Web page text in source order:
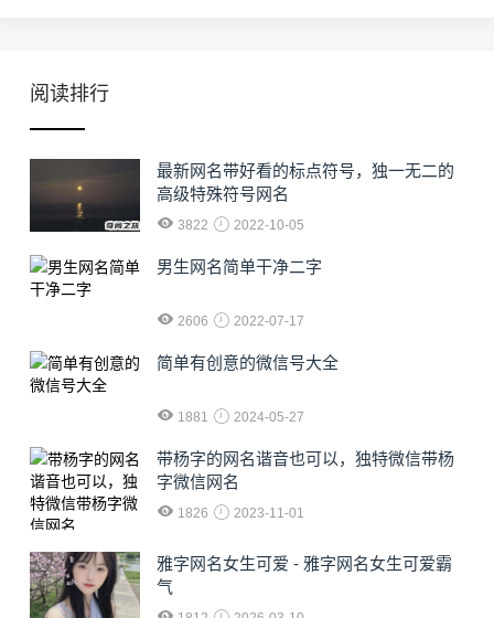
阅读排行
最新网名带好看的标点符号，独一无二的
高级特殊符号网名
3822 2022-10-05
男生网名简单干净二字
2606 2022-07-17
简单有创意的微信号大全
1881 2024-05-27
​带杨字的网名谐音也可以，独特微信带杨
字微信网名
1826 2023-11-01
雅字网名女生可爱 - 雅字网名女生可爱霸
气